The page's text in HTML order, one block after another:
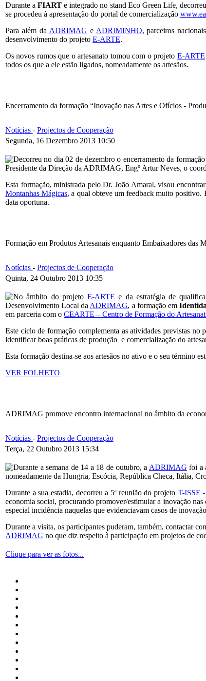
Durante aFIARTe integrado no stand Eco Green Life,
se procedeu à apresentação do portal de comercialização
Para além da ADRIMAG e ADRIMINHO, parceiros
desenvolvimento do projeto E-ARTE.
Os novos rumos que o artesanato tomou com o projeto E-ARTE
todos os que a ele estão ligados, nomeadamente os artesãos.
Encerramento da formação “Inovação nas Artes e Ofícios -
Notícias - Projectos de Cooperação
Segunda, 16 Dezembro 2013 10:50
Decorreu no dia 02 de dezembro o encerramento da formação
Presidente da Direção da ADRIMAG, Engº Artur Neves, o
Esta formação, ministrada pelo Dr. João Amaral, visou
Montanhas Mágicas, a qual obteve um feedback muito positivo.
data oportuna.
Formação em Produtos Artesanais enquanto Embaixadores das
Notícias - Projectos de Cooperação
Quinta, 24 Outubro 2013 10:35
No âmbito do projetoE-ARTE e da estratégia de
Desenvolvimento Local da ADRIMAG, a formação em
em parceria com o CEARTE – Centro de Formação do
Este ciclo de formação complementa as atividades previstas no
identificar boas práticas de produção e comercialização do
Esta formação destina-se aos artesãos no ativo e o seu término
VER FOLHETO
ADRIMAG promove encontro internacional no âmbito da
Notícias - Projectos de Cooperação
Terça, 22 Outubro 2013 15:34
Durante a semana de 14 a 18 de outubro, a ADRIMAG foi a
nomeadamente da Hungria, Escócia, República Checa, Itália,
Durante a sua estadia, decorreu a 5ª reunião do projeto T-ISSE
economia social, procurando promover/estimular a inovação
especial incidência naquelas que evidenciavam casos de
Durante a visita, os participantes puderam, também, contactar
ADRIMAG no que diz respeito à participação em projetos de
Clique para ver as fotos...